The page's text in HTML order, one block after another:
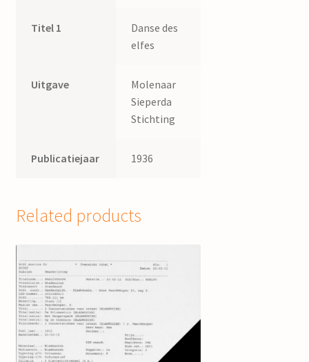
Titel 1
Danse des
elfes
Uitgave
Molenaar
Sieperda
Stichting
Publicatiejaar 1936
Related products